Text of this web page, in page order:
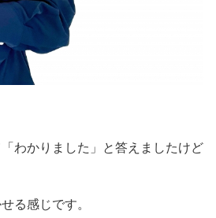
わかりました」と答えましたけど
る感じです。